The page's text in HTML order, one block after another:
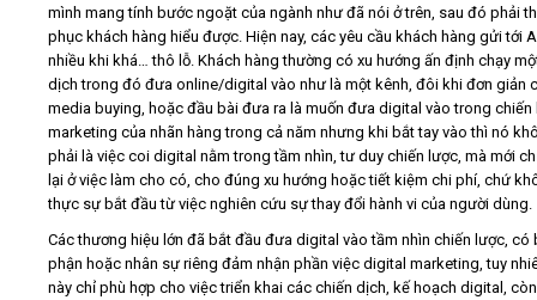
mình mang tính bước ngoặt của ngành như đã nói ở trên, sau đó phải
phục khách hàng hiểu được. Hiện nay, các yêu cầu khách hàng gửi tới
nhiều khi khá… thô lỗ. Khách hàng thường có xu hướng ấn định chạy
dịch trong đó đưa online/digital vào như là một kênh, đôi khi đơn giản
media buying, hoặc đầu bài đưa ra là muốn đưa digital vào trong chiến
marketing của nhãn hàng trong cả năm nhưng khi bắt tay vào thì nó
phải là việc coi digital nằm trong tầm nhìn, tư duy chiến lược, mà mới
lại ở việc làm cho có, cho đúng xu hướng hoặc tiết kiệm chi phí, chứ
thực sự bắt đầu từ việc nghiên cứu sự thay đổi hành vi của người dùng.
Các thương hiệu lớn đã bắt đầu đưa digital vào tầm nhìn chiến lược, có
phận hoặc nhân sự riêng đảm nhận phần việc digital marketing, tuy
này chỉ phù hợp cho việc triển khai các chiến dịch, kế hoạch digital,